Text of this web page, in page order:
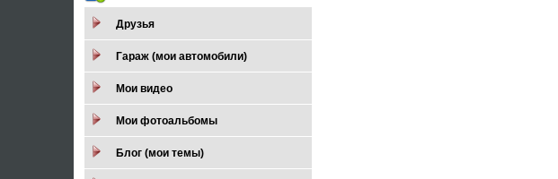
Друзья
Гараж (мои автомобили)
Мои видео
Мои фотоальбомы
Блог (мои темы)